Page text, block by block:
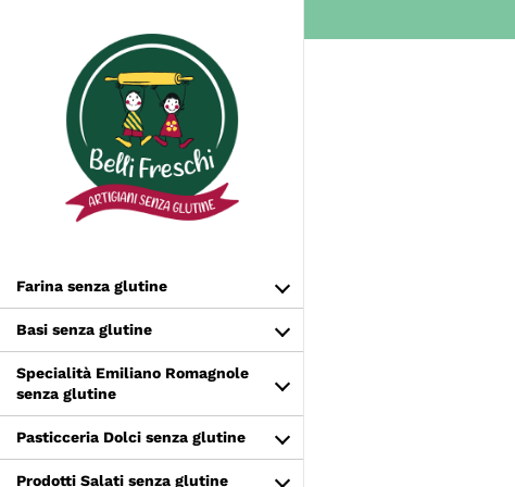
contenuto
Farina senza glutine
Basi senza glutine
Specialità Emiliano Romagnole
senza glutine
Pasticceria Dolci senza glutine
Prodotti Salati senza glutine